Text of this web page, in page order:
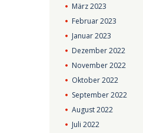
März2023
Februar2023
Januar2023
Dezember2022
November2022
Oktober2022
September2022
August2022
Juli2022